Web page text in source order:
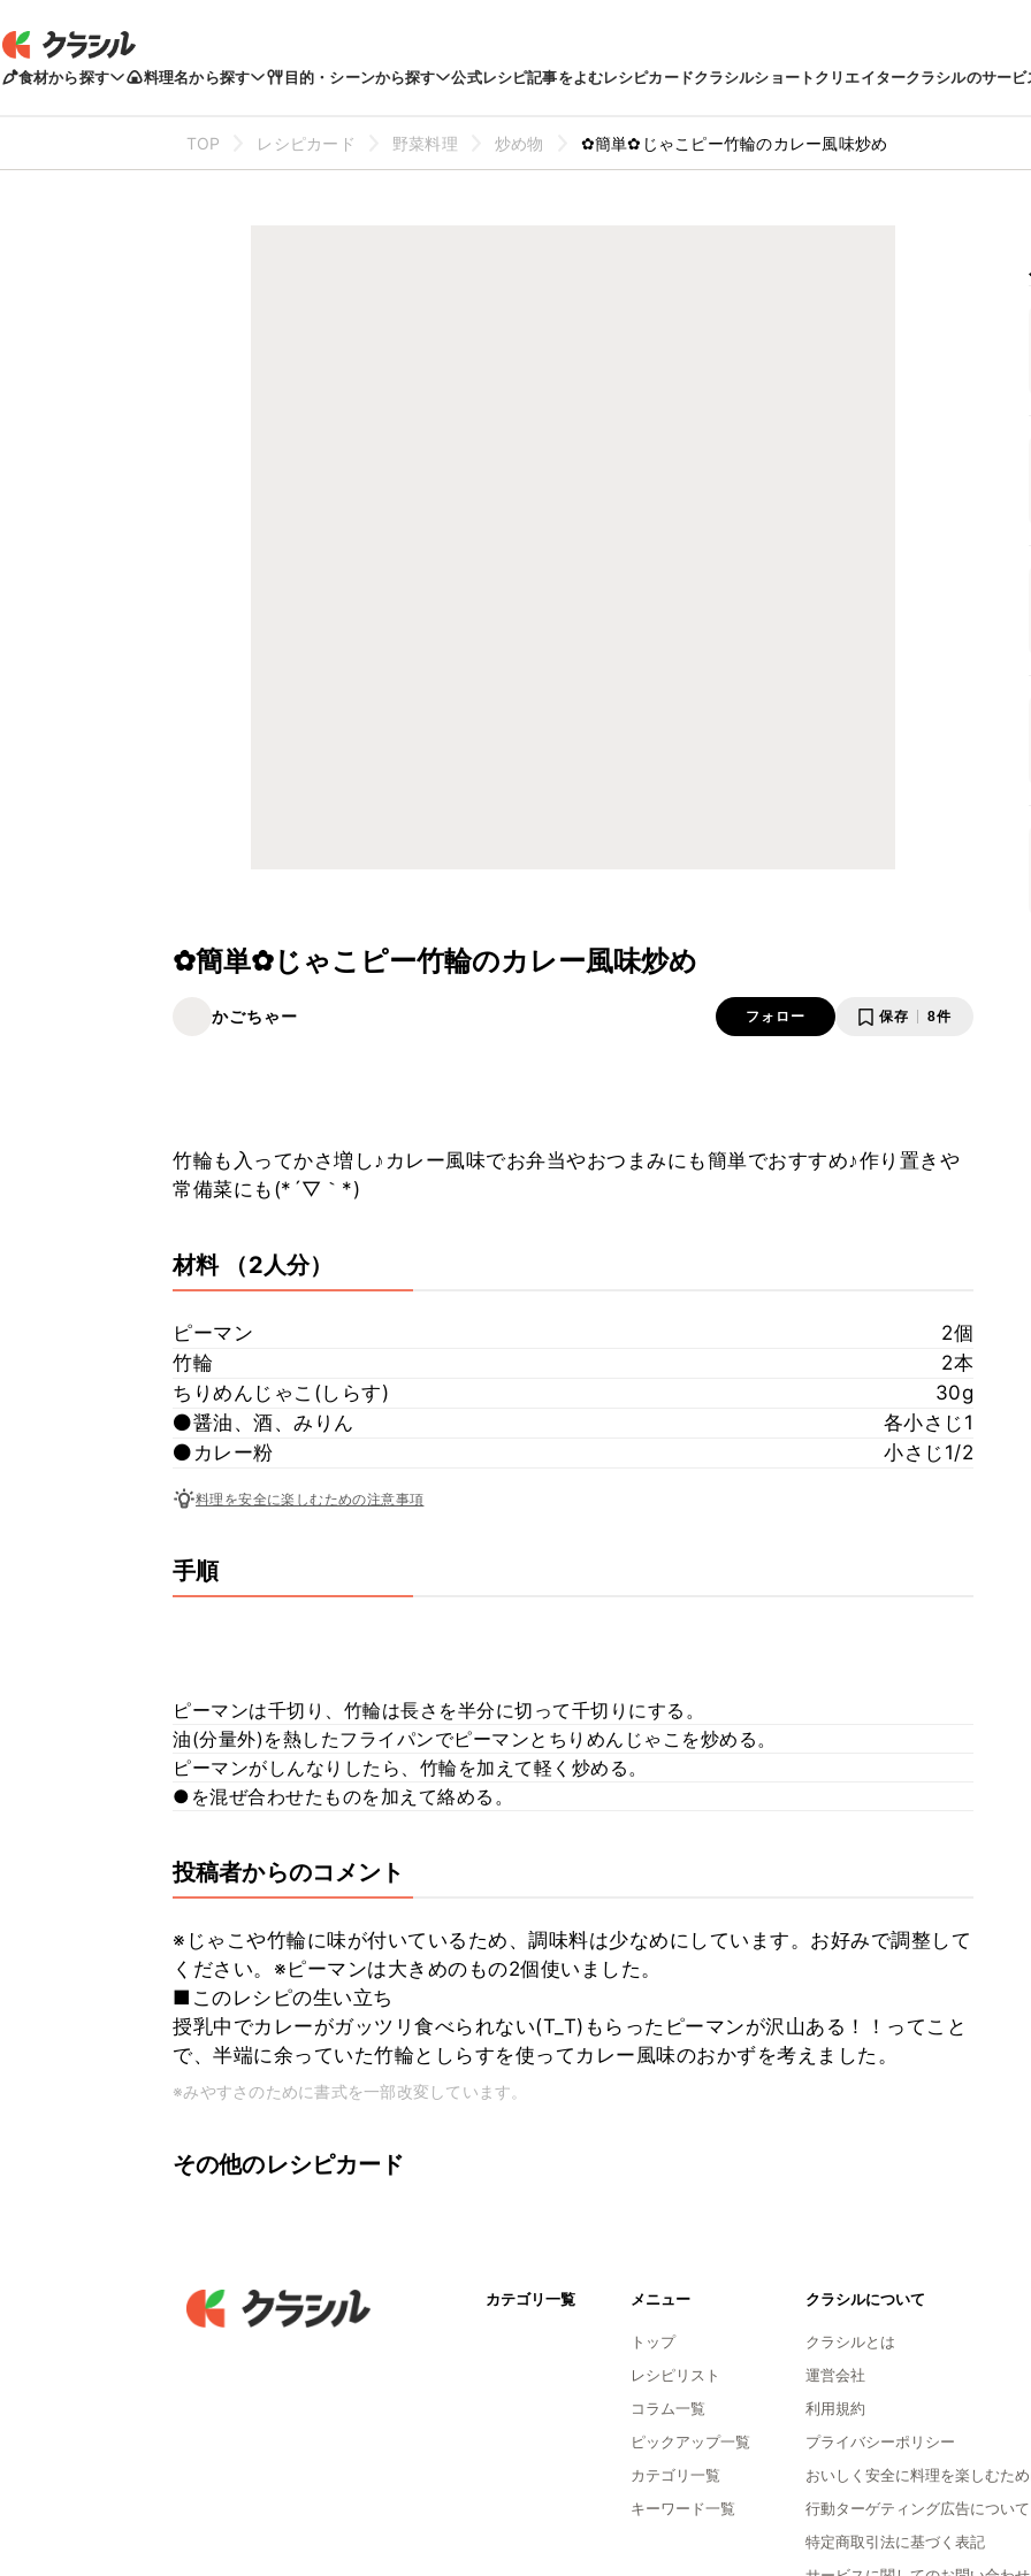
食材から探す 料理名から探す 目的・シーンから探す 公式レシピ記事をよむレシピカードクラシルショートクリエイタークラシルのサービ
TOP レシピカード 野菜料理 炒め物 ✿簡単✿じゃこピー竹輪のカレー風味炒め
✿簡単✿じゃこピー竹輪のカレー風味炒め
かごちゃー フォロー 保存 8件
竹輪も入ってかさ増し♪カレー風味でお弁当やおつまみにも簡単でおすすめ♪作り置きや
常備菜にも(*´▽｀*)
材料 （2人分）
ピーマン
2個
竹輪
2本
ちりめんじゃこ(しらす)
30g
⚫醤油、酒、みりん
各小さじ1
⚫カレー粉
小さじ1/2
料理を安全に楽しむための注意事項
手順
ピーマンは千切り、竹輪は長さを半分に切って千切りにする。
油(分量外)を熱したフライパンでピーマンとちりめんじゃこを炒める。
ピーマンがしんなりしたら、竹輪を加えて軽く炒める。
●を混ぜ合わせたものを加えて絡める。
投稿者からのコメント
※じゃこや竹輪に味が付いているため、調味料は少なめにしています。お好みで調整して
ください。※ピーマンは大きめのもの2個使いました。
■このレシピの生い立ち
授乳中でカレーがガッツリ食べられない(T_T)もらったピーマンが沢山ある！！ってこと
で、半端に余っていた竹輪としらすを使ってカレー風味のおかずを考えました。
※みやすさのために書式を一部改変しています。
その他のレシピカード
カテゴリ一覧 メニュー
トップ
レシピリスト
コラム一覧
ピックアップ一覧
カテゴリ一覧
キーワード一覧
クラシルについて
クラシルとは
運営会社
利用規約
プライバシーポリシー
おいしく安全に料理を楽しむため
行動ターゲティング広告について
特定商取引法に基づく表記